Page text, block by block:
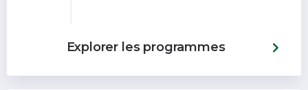
Explorer les programmes